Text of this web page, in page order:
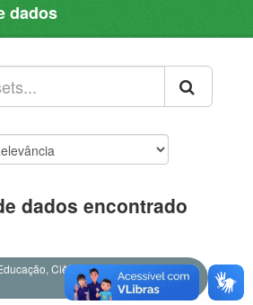
dados
dados encontrado
Ciência e Tecnologia do Acre